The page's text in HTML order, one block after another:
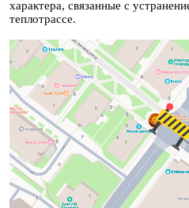
характера, связанные с
теплотрассе.